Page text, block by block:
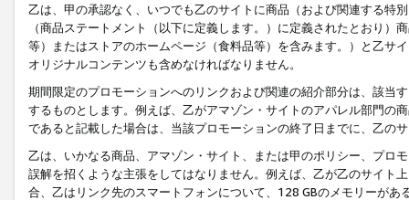
乙は、甲の承認なく、いつでも乙のサイトに商品（および関連する特
（商品ステートメント（以下に定義します。）に定義されたとおり
等）またはストアのホームページ（食料品等）を含みます。）と乙サ
オリジナルコンテンツも含めなければなりません。
期間限定のプロモーションへのリンクおよび関連の紹介部分は、該当
するものとします。例えば、乙がアマゾン・サイトのアパレル部門の
であると記載した場合は、当該プロモーションの終了日までに、乙の
乙は、いかなる商品、アマゾン・サイト、または甲のポリシー、プロ
誤解を招くような主張をしてはなりません。例えば、乙が乙のサイト
合、乙はリンク先のスマートフォンについて、128 GBのメモリーがあ